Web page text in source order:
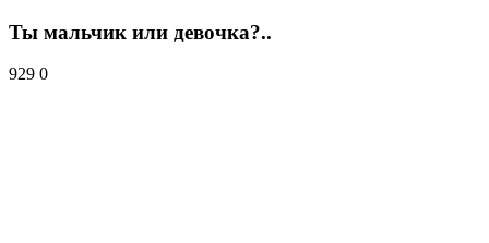
Ты мальчик или девочка?..
929 0